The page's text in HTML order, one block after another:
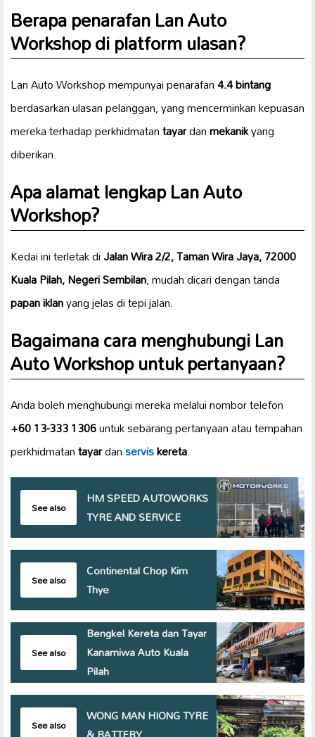
Berapa penarafan Lan Auto
Workshop di platform ulasan?
Lan Auto Workshop mempunyai penarafan4.4 bintang
berdasarkan ulasan pelanggan, yang mencerminkan kepuasan
mereka terhadap perkhidmatantayardanmekanikyang
diberikan.
Apa alamat lengkap Lan Auto
Workshop?
Kedai ini terletak diJalan Wira 2/2, Taman Wira Jaya, 72000
Kuala Pilah, Negeri Sembilan, mudah dicari dengan tanda
papan iklanyang jelas di tepi jalan.
Bagaimana cara menghubungi Lan
Auto Workshop untuk pertanyaan?
Anda boleh menghubungi mereka melalui nombor telefon
+60 13-333 1306untuk sebarang pertanyaan atau tempahan
perkhidmatantayardanserviskereta.
See also
HM SPEED AUTOWORKS
TYRE AND SERVICE
See also
Continental Chop Kim
Thye
See also
Bengkel Kereta dan Tayar
Kanamiwa Auto Kuala
Pilah
See also
WONG MAN HIONG TYRE